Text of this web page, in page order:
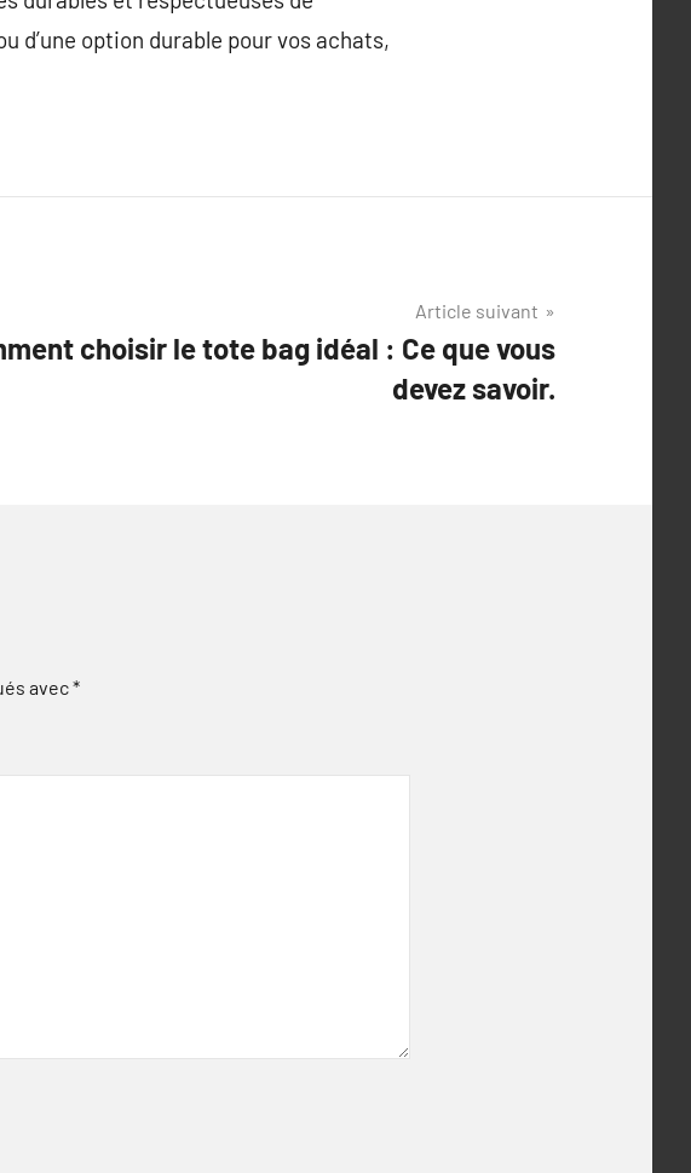
d’une option durable pour vos achats,
Article suivant
choisir le tote bag idéal : Ce que vous
devez savoir.
avec*